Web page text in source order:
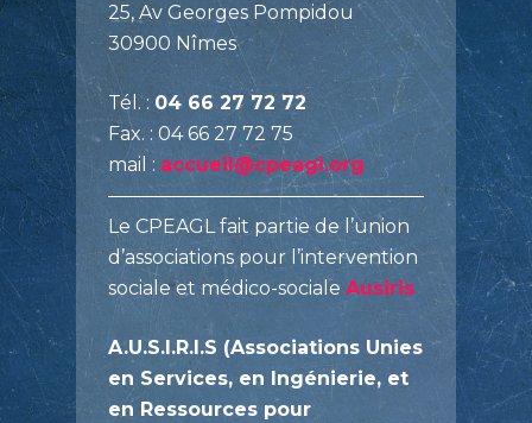
25, Av Georges Pompidou
30900 Nîmes
Tél. : 04 66 27 72 72
Fax. : 04 66 27 72 75
mail : accueil@cpeagl.org
Le CPEAGL fait partie de l’union
d’associations pour l’intervention
sociale et médico-sociale Ausiris
A.U.S.I.R.I.S (Associations Unies
en Services, en Ingénierie, et
en Ressources pour